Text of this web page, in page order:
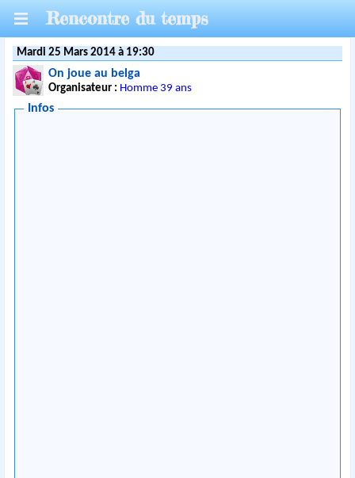
Rencontre du temps
Mardi 25 Mars 2014 à 19:30
On joue au belga
Organisateur : Homme 39 ans
Infos